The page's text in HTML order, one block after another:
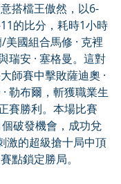
搭檔王傲然，以6-
的比分，耗時1小時
國組合馬修 · 克裡
瑞安 · 塞格曼。這對
師賽中擊敗薩迪奧 ·
勒布爾，斬獲職業生
賽勝利。本場比賽
破發機會，成功兌
激的超級搶十局中頂
點鎖定勝局。